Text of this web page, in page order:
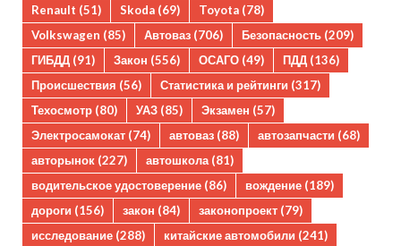
Renault (51) Skoda (69) Toyota (78)
Volkswagen (85) Автоваз (706) Безопасность (209)
ГИБДД (91) Закон (556) ОСАГО (49) ПДД (136)
Происшествия (56) Статистика и рейтинги (317)
Техосмотр (80) УАЗ (85) Экзамен (57)
Электросамокат (74) автоваз (88) автозапчасти (68)
авторынок (227) автошкола(81)
водительское удостоверение (86) вождение (189)
дороги (156) закон (84) законопроект (79)
исследование (288) китайские автомобили (241)